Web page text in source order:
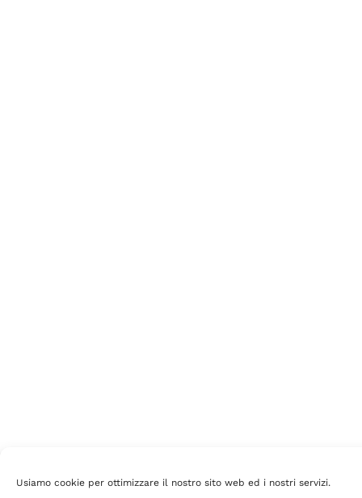
Usiamo cookie per ottimizzare il nostro sito web ed i nostri servizi.